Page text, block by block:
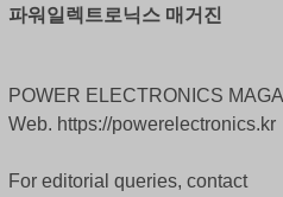
파워일렉트로닉스 매거진
POWER ELECTRONICS
Web. https://powerelectronics.kr
For editorial queries, contact